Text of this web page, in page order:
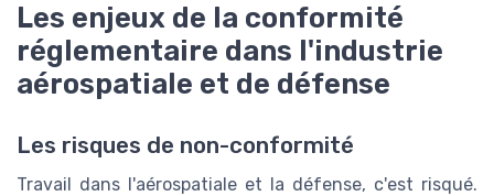
Les enjeux de la conformité
réglementaire dans l'industrie
aérospatiale et de défense
Les risques de non-conformité
Travail dans l'aérospatiale et la défense, c'est risqué.